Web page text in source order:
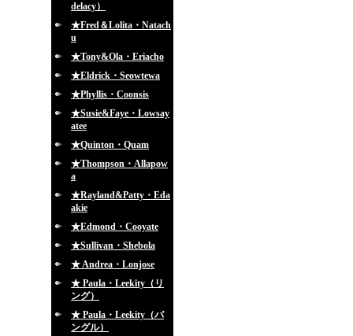
delacy）
★Fred＆Lolita・Natach
u
★Tony&Ola・Eriacho
★Eldrick・Seowtewa
★Phyllis・Coonsis
★Susie&Faye・Lowsay
atee
★Quinton・Quam
★Thompson・Allapow
a
★Rayland&Patty・Eda
akie
★Edmond・Cooyate
★Sullivan・Shebola
★ Andrea・Lonjose
★ Paula・Leekity（リ
ング）
★ Paula・Leekity（バ
ングル）